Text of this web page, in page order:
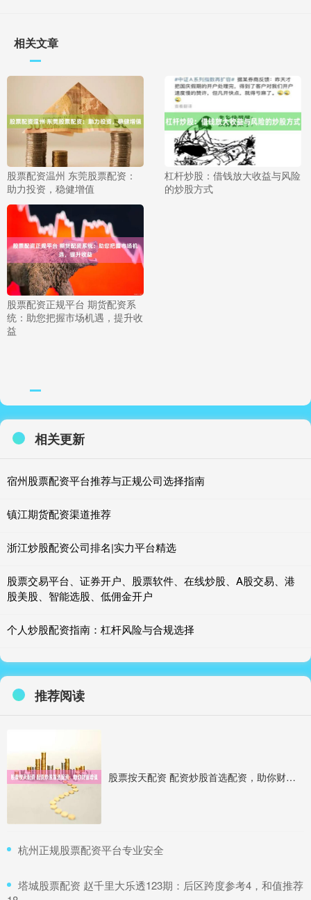
相关文章
股票配资温州 东莞股票配资：
助力投资，稳健增值
杠杆炒股：借钱放大收益与风险
的炒股方式
股票配资正规平台 期货配资系
统：助您把握市场机遇，提升收
益
相关更新
宿州股票配资平台推荐与正规公司选择指南
镇江期货配资渠道推荐
浙江炒股配资公司排名|实力平台精选
股票交易平台、证券开户、股票软件、在线炒股、A股交易、港
股美股、智能选股、低佣金开户
个人炒股配资指南：杠杆风险与合规选择
推荐阅读
股票按天配资 配资炒股首选配资，助你财富增值
​杭州正规股票配资平台专业安全
​塔城股票配资 赵千里大乐透123期：后区跨度参考4，和值推荐